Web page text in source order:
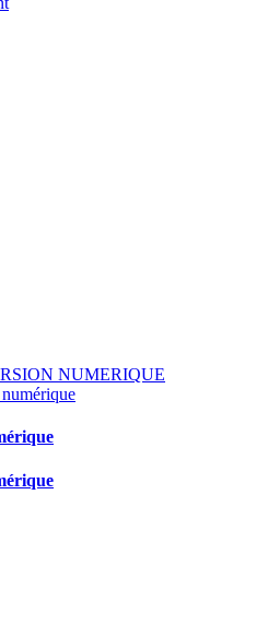
NUMERIQUE